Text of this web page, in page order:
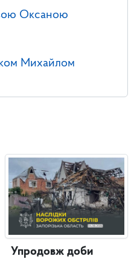
Оксаною
Михайлом
Упродовж доби